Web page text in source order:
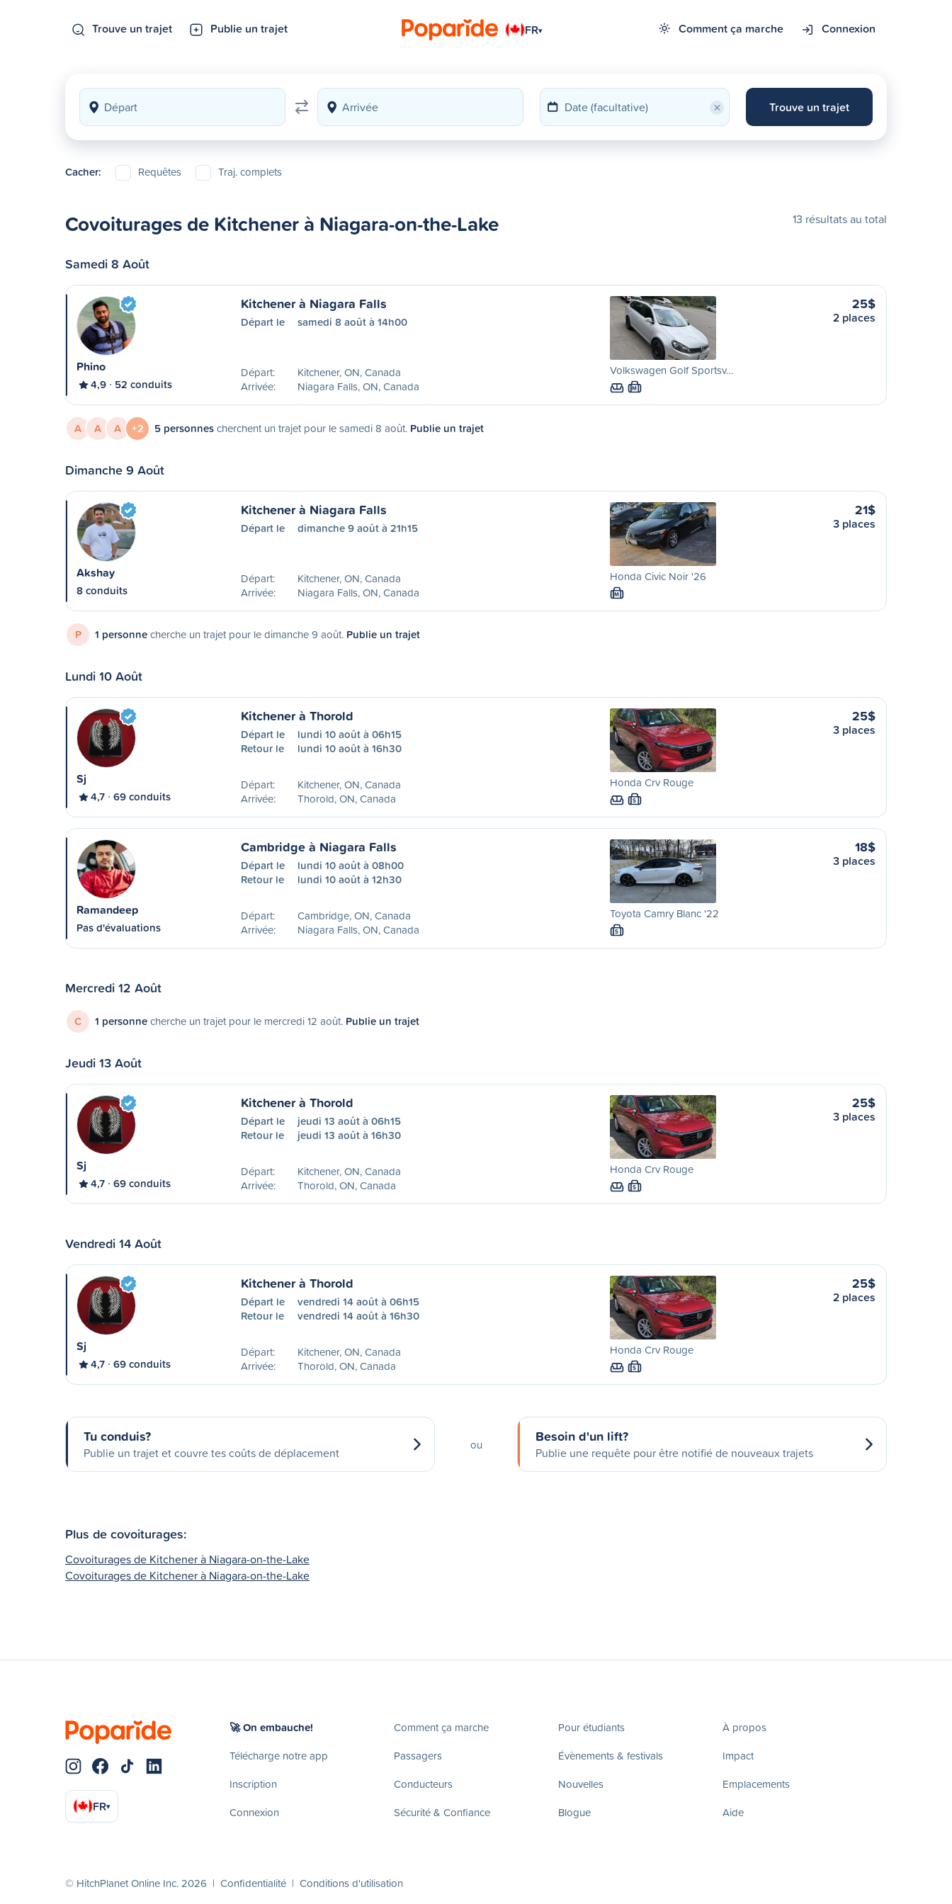
Trouve un trajet Publie un trajet FR▾ Comment ça marche Connexion
× Trouve un trajet
Cacher: Requêtes Traj. complets
Covoiturages de Kitchener à Niagara-on-the-Lake 13 résultats au total
Samedi 8 Août
Phino
4,9 52 conduits
Kitchener à Niagara Falls
Départ le samedi 8 août à 14h00
Départ:
Kitchener, ON, Canada
Arrivée:
Niagara Falls, ON, Canada
Volkswagen Golf Sportsv…
M
25$
2 places
A A A +2 5 personnescherchent un trajet pour le samedi 8 août. Publie un trajet
Dimanche 9 Août
Akshay
8 conduits
Kitchener à Niagara Falls
Départ le dimanche 9 août à 21h15
Départ:
Kitchener, ON, Canada
Arrivée:
Niagara Falls, ON, Canada
Honda Civic Noir '26
M
21$
3 places
P 1 personnecherche un trajet pour le dimanche 9 août. Publie un trajet
Lundi 10 Août
Sj
4,7 69 conduits
Kitchener à Thorold
Départ le
lundi 10 août à 06h15
Retour le
lundi 10 août à 16h30
Départ:
Kitchener, ON, Canada
Arrivée:
Thorold, ON, Canada
Honda Crv Rouge
S
25$
3 places
Ramandeep
Pas d'évaluations
Cambridge à Niagara Falls
Départ le
lundi 10 août à 08h00
Retour le
lundi 10 août à 12h30
Départ:
Cambridge, ON, Canada
Arrivée:
Niagara Falls, ON, Canada
Toyota Camry Blanc '22
S
18$
3 places
Mercredi 12 Août
C 1 personnecherche un trajet pour le mercredi 12 août. Publie un trajet
Jeudi 13 Août
Sj
4,7 69 conduits
Kitchener à Thorold
Départ le
jeudi 13 août à 06h15
Retour le
jeudi 13 août à 16h30
Départ:
Kitchener, ON, Canada
Arrivée:
Thorold, ON, Canada
Honda Crv Rouge
S
25$
3 places
Vendredi 14 Août
Sj
4,7 69 conduits
Kitchener à Thorold
Départ le
vendredi 14 août à 06h15
Retour le
vendredi 14 août à 16h30
Départ:
Kitchener, ON, Canada
Arrivée:
Thorold, ON, Canada
Honda Crv Rouge
S
25$
2 places
Tu conduis?
Publie un trajet et couvre tes coûts de déplacement
ou Besoin d'un lift?
Publie une requête pour être notifié de nouveaux trajets
Plus de covoiturages:
Covoiturages de Kitchener à Niagara-on-the-Lake
Covoiturages de Kitchener à Niagara-on-the-Lake
FR▾
🚀 On embauche!
Télécharge notre app
Inscription
Connexion
Comment ça marche
Passagers
Conducteurs
Sécurité & Confiance
Pour étudiants
Évènements & festivals
Nouvelles
Blogue
À propos
Impact
Emplacements
Aide
© HitchPlanet Online Inc. 2026 | Confidentialité | Conditions d'utilisation